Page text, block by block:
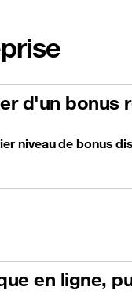
d'un bonus
niveau de bonus
en ligne,